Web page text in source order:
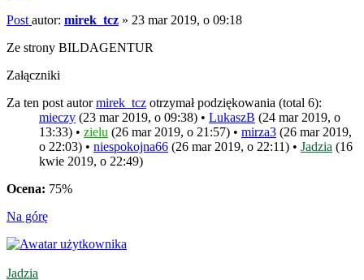
Post autor: mirek_tcz » 23 mar 2019, o 09:18
Ze strony BILDAGENTUR
Załączniki
Za ten post autormirek_tcz otrzymał podziękowania (total 6):
mieczy (23 mar 2019, o 09:38) • LukaszB (24 mar 2019, o
13:33) • zielu (26 mar 2019, o 21:57) • mirza3 (26 mar 2019,
o 22:03) • niespokojna66 (26 mar 2019, o 22:11) • Jadzia (16
kwie 2019, o 22:49)
Ocena: 75%
Na górę
Jadzia